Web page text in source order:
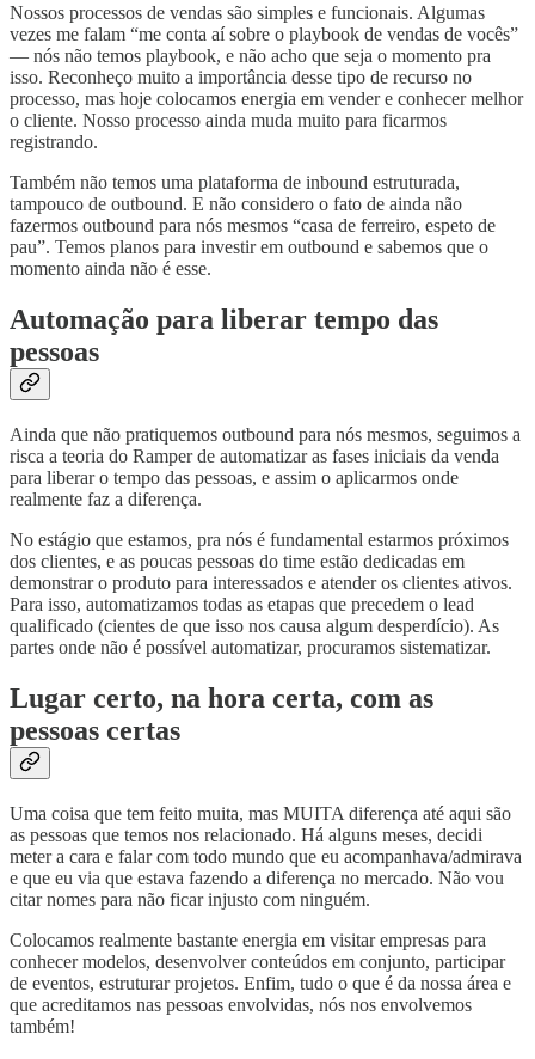
Nossos processos de vendas são simples e funcionais. Algumas
vezes me falam “me conta aí sobre o playbook de vendas de vocês”
— nós não temos playbook, e não acho que seja o momento pra
isso. Reconheço muito a importância desse tipo de recurso no
processo, mas hoje colocamos energia em vender e conhecer melhor
o cliente. Nosso processo ainda muda muito para ficarmos
registrando.
Também não temos uma plataforma de inbound estruturada,
tampouco de outbound. E não considero o fato de ainda não
fazermos outbound para nós mesmos “casa de ferreiro, espeto de
pau”. Temos planos para investir em outbound e sabemos que o
momento ainda não é esse.
Automação para liberar tempo das
pessoas
Ainda que não pratiquemos outbound para nós mesmos, seguimos a
risca a teoria do Ramper de automatizar as fases iniciais da venda
para liberar o tempo das pessoas, e assim o aplicarmos onde
realmente faz a diferença.
No estágio que estamos, pra nós é fundamental estarmos próximos
dos clientes, e as poucas pessoas do time estão dedicadas em
demonstrar o produto para interessados e atender os clientes ativos.
Para isso, automatizamos todas as etapas que precedem o lead
qualificado (cientes de que isso nos causa algum desperdício). As
partes onde não é possível automatizar, procuramos sistematizar.
Lugar certo, na hora certa, com as
pessoas certas
Uma coisa que tem feito muita, mas MUITA diferença até aqui são
as pessoas que temos nos relacionado. Há alguns meses, decidi
meter a cara e falar com todo mundo que eu acompanhava/admirava
e que eu via que estava fazendo a diferença no mercado. Não vou
citar nomes para não ficar injusto com ninguém.
Colocamos realmente bastante energia em visitar empresas para
conhecer modelos, desenvolver conteúdos em conjunto, participar
de eventos, estruturar projetos. Enfim, tudo o que é da nossa área e
que acreditamos nas pessoas envolvidas, nós nos envolvemos
também!